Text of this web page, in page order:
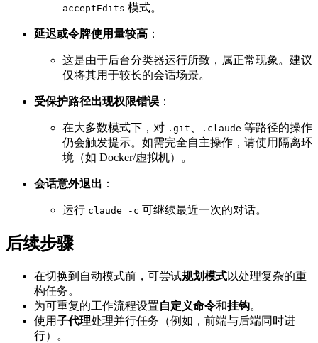
acceptEdits 模式。
延迟或令牌使用量较高 ：
这是由于后台分类器运行所致，属正常现象。建议
仅将其用于较长的会话场景。
受保护路径出现权限错误 ：
在大多数模式下，对 .git 、 .claude 等路径的操作
仍会触发提示。如需完全自主操作，请使用隔离环
境（如 Docker/虚拟机）。
会话意外退出 ：
运行 claude -c 可继续最近一次的对话。
后续步骤
在切换到自动模式前，可尝试规划模式以处理复杂的重
构任务。
为可重复的工作流程设置自定义命令和挂钩。
使用子代理处理并行任务（例如，前端与后端同时进
行）。